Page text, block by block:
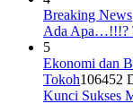
Breaking News
Ada Apa…!!!?
5
Ekonomi dan
Tokoh106452
Kunci Sukses